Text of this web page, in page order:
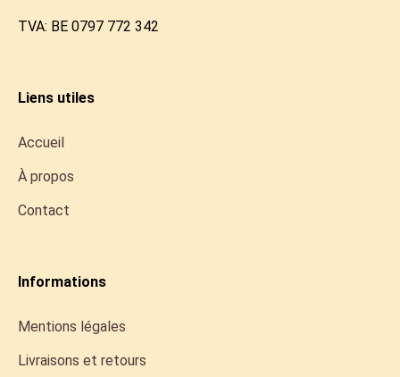
TVA: BE 0797 772 342
Liens utiles
Accueil
À propos
Contact
Informations
Mentions légales
Livraisons et retours